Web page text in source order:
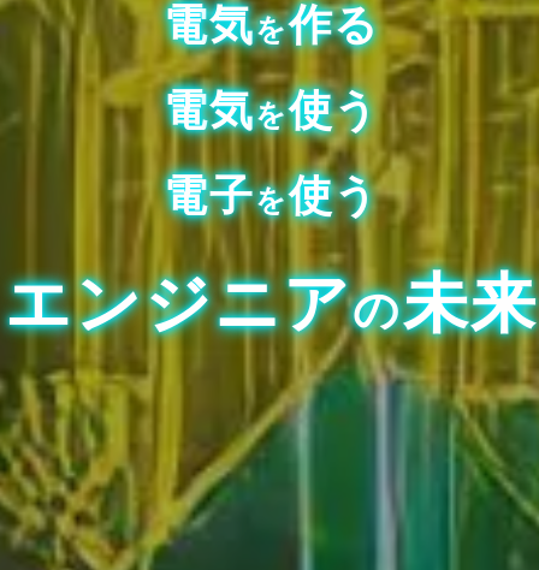
電気を作る
電気を使う
電子を使う
エンジニアの未来